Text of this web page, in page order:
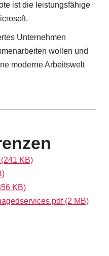
ist die leistungsfähige
Unternehmen
wollen und
moderne Arbeitswelt
KB)
KB)
(2 MB)